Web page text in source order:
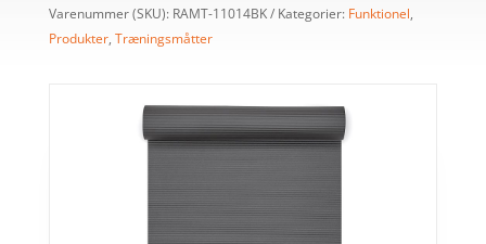
Varenummer (SKU): RAMT-11014BK Kategorier: Funktionel,
Produkter, Træningsmåtter